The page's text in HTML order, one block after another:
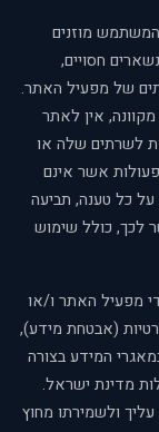
מוזנים
חסויים,
של מפעיל האתר.
אין לאתר
לשרתים שלה או
אשר אינם
כל טענה, תביעה
לכך, כולל שימוש
מפעיל האתר ו/או
(אבטחת מידע),
במאגרי המידע בצורה
מדינת ישראל.
ולשמירתו מחוץ